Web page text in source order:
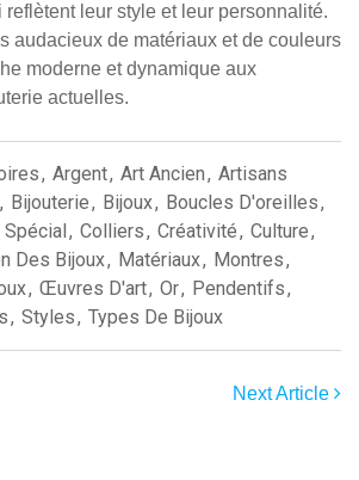
leur style et leur personnalité.
audacieux de matériaux et de couleurs
moderne et dynamique aux
actuelles.
, Argent, Art Ancien, Artisans
, Bijouterie, Bijoux, Boucles D'oreilles,
Spécial, Colliers, Créativité, Culture,
Des Bijoux, Matériaux, Montres,
, Œuvres D'art, Or, Pendentifs,
, Styles, Types De Bijoux
Next Article